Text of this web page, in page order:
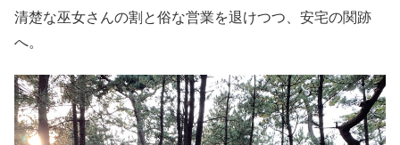
清楚な巫女さんの割と俗な営業を退けつつ、安宅の関跡
へ。